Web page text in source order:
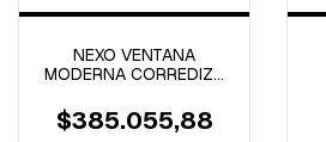
NEXO VENTANA
MODERNA CORREDIZA
1.80x1.50 MTS
$385.055,88